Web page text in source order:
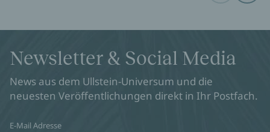
Newsletter & Social Media
News aus dem Ullstein-Universum und die
neuesten Veröffentlichungen direkt in Ihr Postfach.
E-Mail Adresse